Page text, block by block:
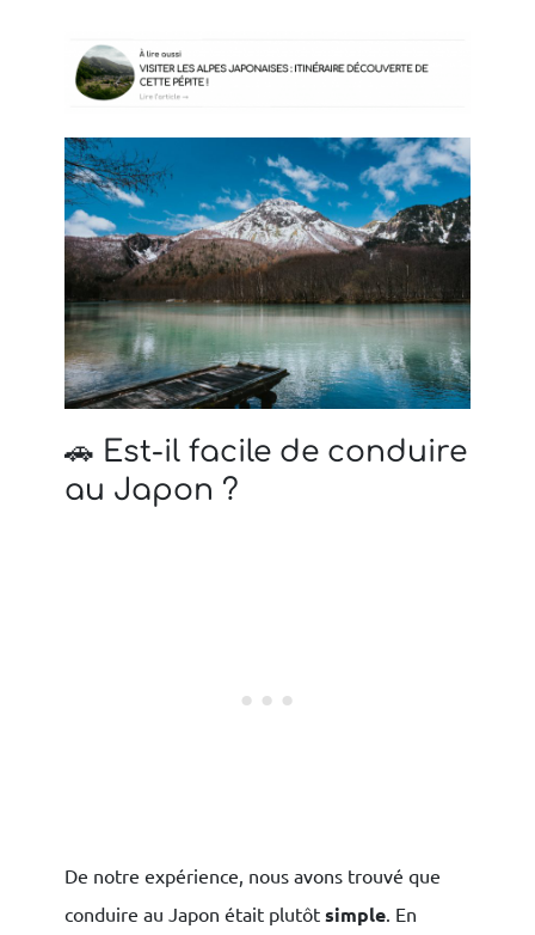
🚗 Est-il facile de conduire
au Japon ?
De notre expérience, nous avons trouvé que
conduire au Japon était plutôt simple. En